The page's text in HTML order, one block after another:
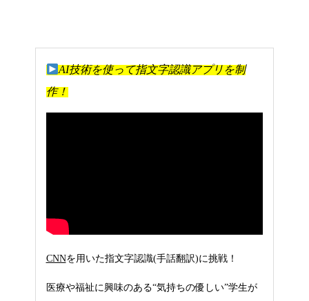
AI技術を使って指文字認識アプリを制
作！
CNNを用いた指文字認識(手話翻訳)に挑戦！
医療や福祉に興味のある“気持ちの優しい”学生が